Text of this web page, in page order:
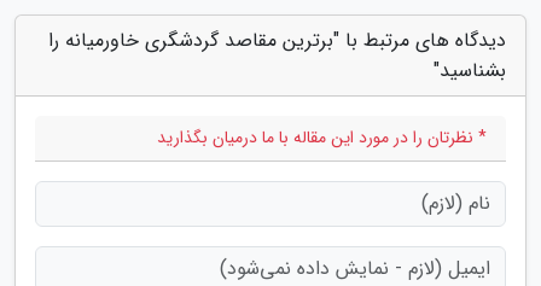
دیدگاه های مرتبط با "برترین مقاصد گردشگری خاورمیانه را
بشناسید"
* نظرتان را در مورد این مقاله با ما درمیان بگذارید